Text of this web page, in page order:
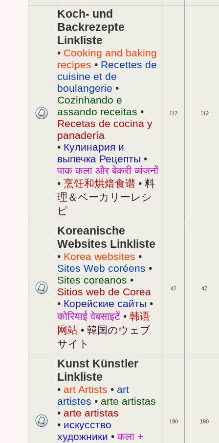
Koch- und
Backrezepte
Linkliste
• Cooking and baking
recipes • Recettes de
cuisine et de
boulangerie •
Cozinhando e
assando receitas •
Recetas de cocina y
panadería
• Кулинария и
выпечка Рецепты •
पाक कला और बेकरी व्यंजनों
• 烹饪和烘焙食谱 • 料
理＆ベーカリーレシ
ピ
112 112
Koreanische
Websites Linkliste
• Korea websites •
Sites Web coréens •
Sites coreanos •
Sitios web de Corea
• Корейские сайты •
कोरियाई वेबसाइटें• 韩语
网站 • 韓国のウェブ
サイト
47 47
Kunst Künstler
Linkliste
• art Artists • art
artistes • arte artistas
• arte artistas
• искусство
художники •कला +
190 190